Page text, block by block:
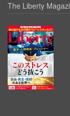
The Liberty